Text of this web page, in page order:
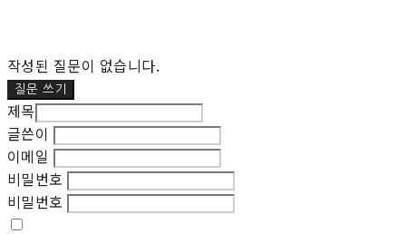
작성된 질문이 없습니다.
질문 쓰기
제목
글쓴이
이메일
비밀번호
비밀번호